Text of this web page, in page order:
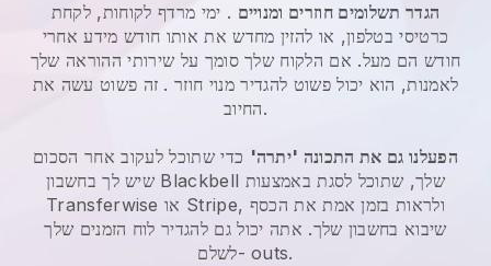
הגדר תשלומים חוזרים ומנויים . ימי מרדף לקוחות, לקחת
כרטיסי בטלפון, או להזין מחדש את אותו חודש מידע אחרי
חודש הם מעל. אם הלקוח שלך סומך על שירותי ההוראה שלך
לאמנות, הוא יכול פשוט להגדיר מנוי חוזר. זה פשוט עשה את
החיוב.
הפעלנו גם את התכונה 'יתרה' כדי שתוכל לעקוב אחר הסכום
Blackbell
Transferwise או Stripe, ולראות בזמן אמת את הכסף
שיבוא בחשבון שלך. אתה יכול גם להגדיר לוח הזמנים שלך
לשלם- outs.